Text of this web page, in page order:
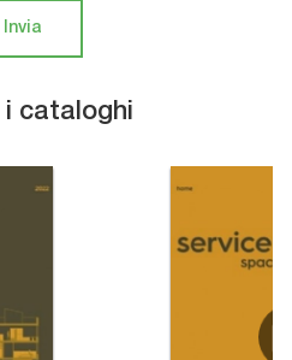
i cataloghi
Invia